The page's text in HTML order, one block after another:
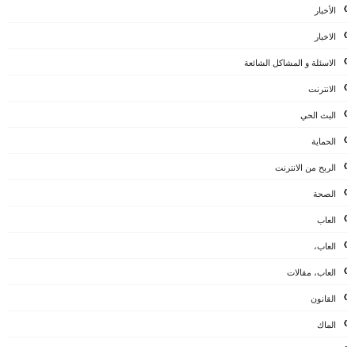
الأخبار
الاخبار
الاسئلة و المشاكل الشائعة
الانترنت
البث الحي
الحماية
الربح من الانترنت
الصحة
العاب
العاب،
العاب، مقالات
القانون
الماك